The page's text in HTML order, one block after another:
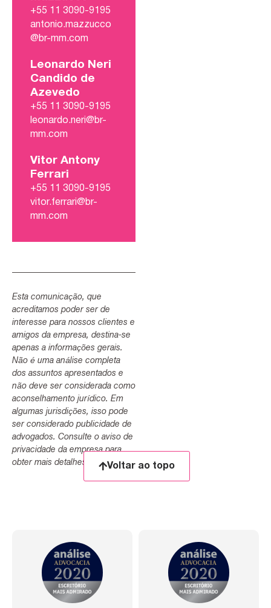
+55 11 3090-9195
antonio.mazzucco
@br-mm.com
Leonardo Neri
Candido de
Azevedo
+55 11 3090-9195
leonardo.neri@br-
mm.com
Vitor Antony
Ferrari
+55 11 3090-9195
vitor.ferrari@br-
mm.com
Esta comunicação, que
acreditamos poder ser de
interesse para nossos clientes e
amigos da empresa, destina-se
apenas a informações gerais.
Não é uma análise completa
dos assuntos apresentados e
não deve ser considerada como
aconselhamento jurídico. Em
algumas jurisdições, isso pode
ser considerado publicidade de
advogados. Consulte o aviso de
privacidade da empresa para
obter mais detalhes.
Voltar ao topo